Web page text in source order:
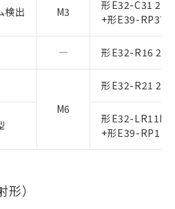
検出 M3
形E32-C31
+形E39-RP37
― 形E32-R16 2M
M6
形E32-R21 2M
形E32-
+形E39-RP1
）